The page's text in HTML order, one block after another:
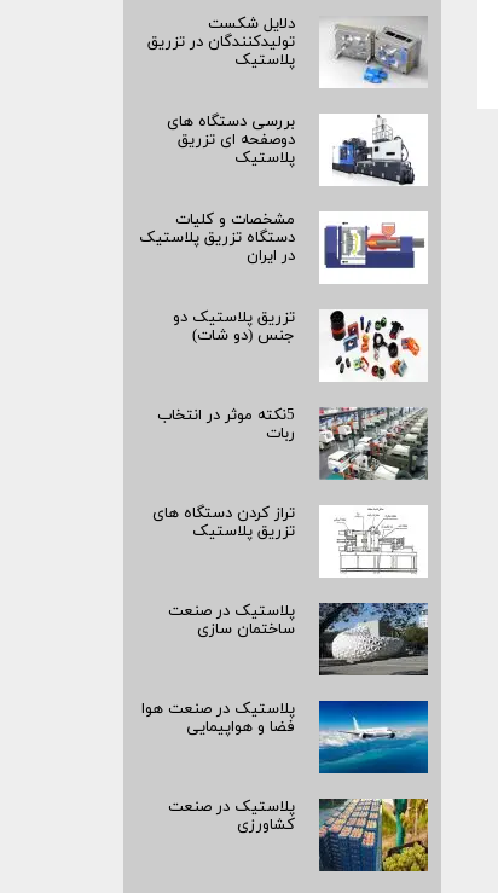
دلایل شکست
تولیدکنندگان در تزریق
پلاستیک
بررسی دستگاه های
دوصفحه ای تزریق
پلاستیک
مشخصات و کلیات
دستگاه تزریق پلاستیک
در ایران
تزریق پلاستیک دو
جنس (دو شات)
5نکته موثر در انتخاب
ربات
تراز کردن دستگاه های
تزریق پلاستیک
پلاستیک در صنعت
ساختمان سازی
پلاستیک در صنعت هوا
فضا و هواپیمایی
پلاستیک در صنعت
کشاورزی